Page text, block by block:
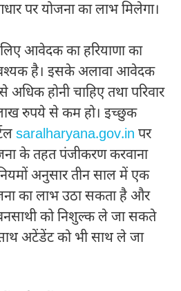
पर योजना का लाभ मिलेगा।
आवेदक का हरियाणा का
है। इसके अलावा आवेदक
होनी चाहिए तथा परिवार
रुपये से कम हो। इच्छुक
saralharyana.gov.in पर
के तहत पंजीकरण करवाना
अनुसार तीन साल में एक
का लाभ उठा सकता है और
को निशुल्क ले जा सकते
अटेंडेंट को भी साथ ले जा